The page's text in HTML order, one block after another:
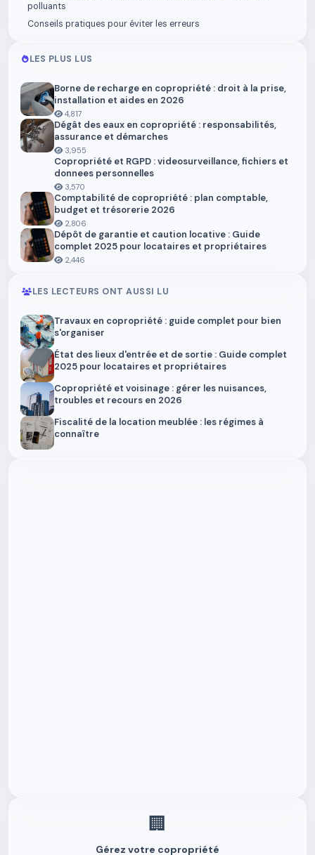
polluants
Conseils pratiques pour éviter les erreurs
LES PLUS LUS
Borne de recharge en copropriété : droit à la prise,
installation et aides en 2026
4,817
Dégât des eaux en copropriété : responsabilités,
assurance et démarches
3,955
Copropriété et RGPD : videosurveillance, fichiers et
donnees personnelles
3,570
Comptabilité de copropriété : plan comptable,
budget et trésorerie 2026
2,806
Dépôt de garantie et caution locative : Guide
complet 2025 pour locataires et propriétaires
2,446
LES LECTEURS ONT AUSSI LU
Travaux en copropriété : guide complet pour bien
s'organiser
État des lieux d'entrée et de sortie : Guide complet
2025 pour locataires et propriétaires
Copropriété et voisinage : gérer les nuisances,
troubles et recours en 2026
Fiscalité de la location meublée : les régimes à
connaître
🏢
Gérez votre copropriété